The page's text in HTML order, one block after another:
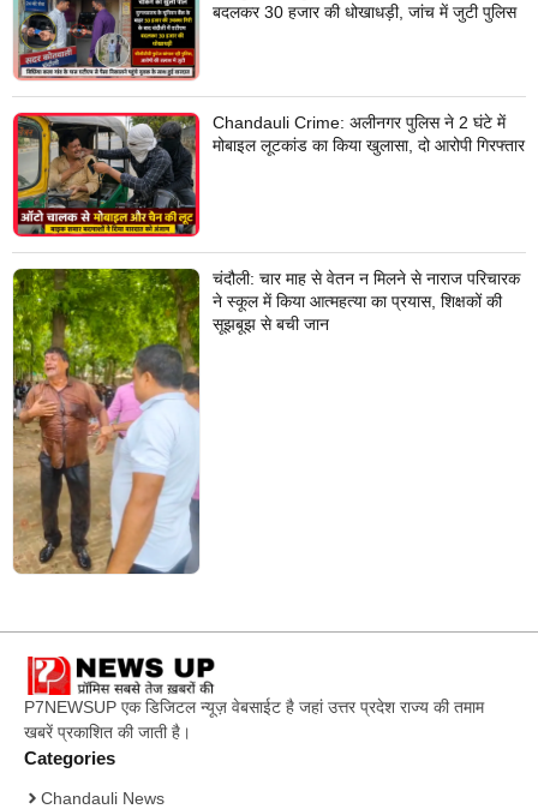
बदलकर 30 हजार की धोखाधड़ी, जांच में जुटी पुलिस
Chandauli Crime: अलीनगर पुलिस ने 2 घंटे में
मोबाइल लूटकांड का किया खुलासा, दो आरोपी गिरफ्तार
चंदौली: चार माह से वेतन न मिलने से नाराज परिचारक
ने स्कूल में किया आत्महत्या का प्रयास, शिक्षकों की
सूझबूझ से बची जान
P7NEWSUP एक डिजिटल न्यूज़ वेबसाईट है जहां उत्तर प्रदेश राज्य की तमाम
खबरें प्रकाशित की जाती है।
Categories
Chandauli News